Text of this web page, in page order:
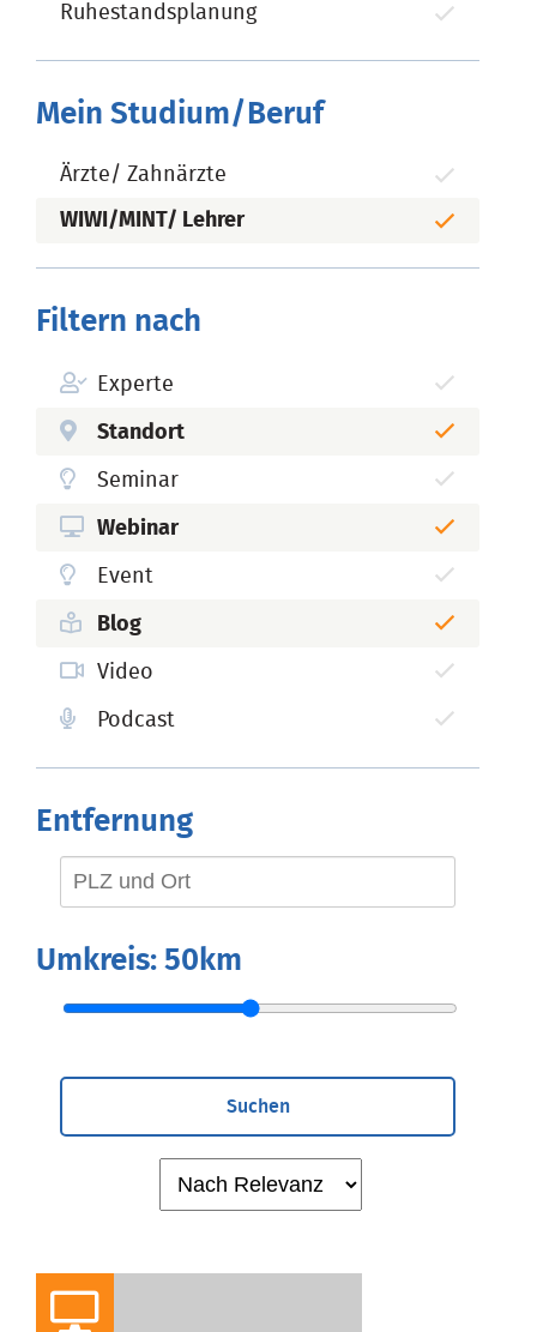
Ruhestandsplanung
Mein Studium/Beruf
Ärzte/ Zahnärzte
WIWI/MINT/ Lehrer
Filtern nach
Experte
Standort
Seminar
Webinar
Event
Blog
Video
Podcast
Entfernung
Umkreis: 50km
Suchen